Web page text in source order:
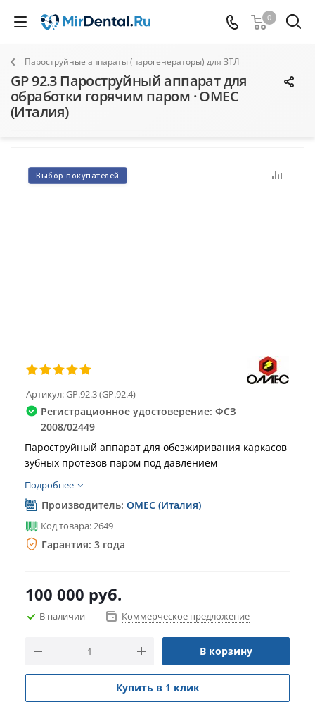
0
Пароструйные аппараты (парогенераторы) для ЗТЛ
GP 92.3 Пароструйный аппарат для
обработки горячим паром · OMEC
(Италия)
Выбор покупателей
Артикул:GP.92.3 (GP.92.4)
Регистрационное удостоверение: ФСЗ
2008/02449
Пароструйный аппарат для обезжиривания каркасов
зубных протезов паром под давлением
Подробнее
Производитель: OMEC (Италия)
Код товара: 2649
Гарантия: 3 года
100 000 руб.
В наличии Коммерческое предложение
В корзину
Купить в 1 клик